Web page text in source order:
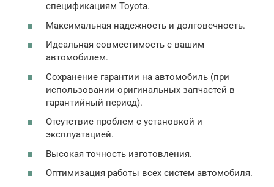
спецификациям Toyota.
Максимальная надежность и долговечность.
Идеальная совместимость с вашим
автомобилем.
Сохранение гарантии на автомобиль (при
использовании оригинальных запчастей в
гарантийный период).
Отсутствие проблем с установкой и
эксплуатацией.
Высокая точность изготовления.
Оптимизация работы всех систем автомобиля.